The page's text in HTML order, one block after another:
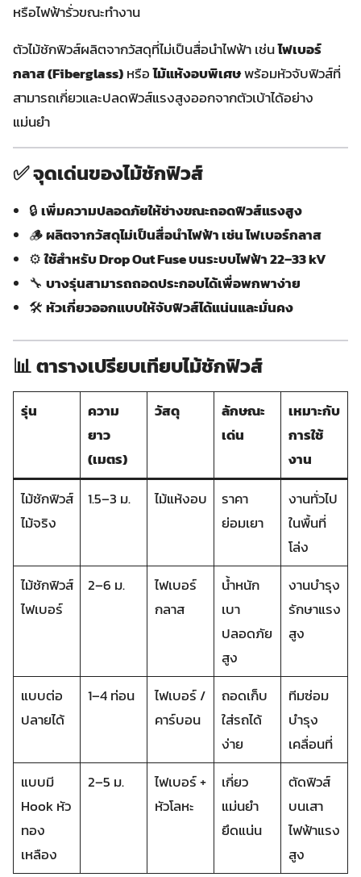
หรือไฟฟ้ารั่วขณะทำงาน
ตัวไม้ชักฟิวส์ผลิตจากวัสดุที่ไม่เป็นสื่อนำไฟฟ้า เช่นไฟเบอร์
กลาส (Fiberglass)หรือไม้แห้งอบพิเศษพร้อมหัวจับฟิวส์ที่
สามารถเกี่ยวและปลดฟิวส์แรงสูงออกจากตัวเบ้าได้อย่าง
แม่นยำ
✅ จุดเด่นของไม้ชักฟิวส์
🔒เพิ่มความปลอดภัยให้ช่างขณะถอดฟิวส์แรงสูง
🪵ผลิตจากวัสดุไม่เป็นสื่อนำไฟฟ้า เช่น ไฟเบอร์กลาส
⚙️ใช้สำหรับ Drop Out Fuse บนระบบไฟฟ้า 22–33 kV
🔧บางรุ่นสามารถถอดประกอบได้เพื่อพกพาง่าย
🛠️หัวเกี่ยวออกแบบให้จับฟิวส์ได้แน่นและมั่นคง
📊 ตารางเปรียบเทียบไม้ชักฟิวส์
รุ่น
ความ
ยาว
(เมตร)
วัสดุ
ลักษณะ
เด่น
เหมาะกับ
การใช้
งาน
ไม้ชักฟิวส์
ไม้จริง
1.5–3 ม. ไม้แห้งอบ
ราคา
ย่อมเยา
งานทั่วไป
ในพื้นที่
โล่ง
ไม้ชักฟิวส์
ไฟเบอร์
2–6 ม.
ไฟเบอร์
กลาส
น้ำหนัก
เบา
ปลอดภัย
สูง
งานบำรุง
รักษาแรง
สูง
แบบต่อ
ปลายได้
1–4 ท่อน
ไฟเบอร์ /
คาร์บอน
ถอดเก็บ
ใส่รถได้
ง่าย
ทีมซ่อม
บำรุง
เคลื่อนที่
แบบมี
Hook หัว
ทอง
เหลือง
2–5 ม.
ไฟเบอร์ +
หัวโลหะ
เกี่ยว
แม่นยำ
ยึดแน่น
ตัดฟิวส์
บนเสา
ไฟฟ้าแรง
สูง